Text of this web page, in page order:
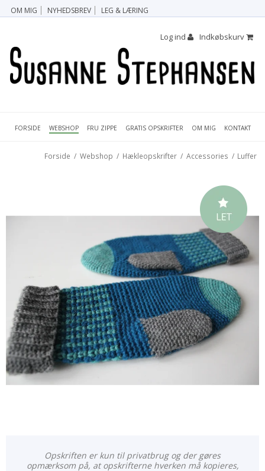
OM MIG NYHEDSBREV LEG & LÆRING
Indkøbskurv
Log ind
FORSIDE WEBSHOP FRU ZIPPE GRATIS OPSKRIFTER OM MIG KONTAKT
Forside / Webshop / Hækleopskrifter / Accessories / Luffer
Opskriften er kun til privatbrug og der gøres
opmærksom på, at opskrifterne hverken må kopieres,